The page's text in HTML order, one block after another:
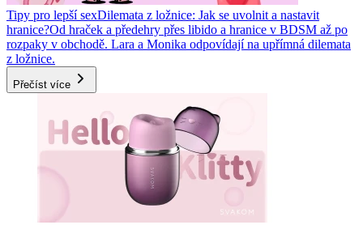
Tipy pro lepší sexDilemata z ložnice: Jak se uvolnit a nastavit
hranice?Od hraček a předehry přes libido a hranice v BDSM až po
rozpaky v obchodě. Lara a Monika odpovídají na upřímná dilemata
z ložnice.
Přečíst více